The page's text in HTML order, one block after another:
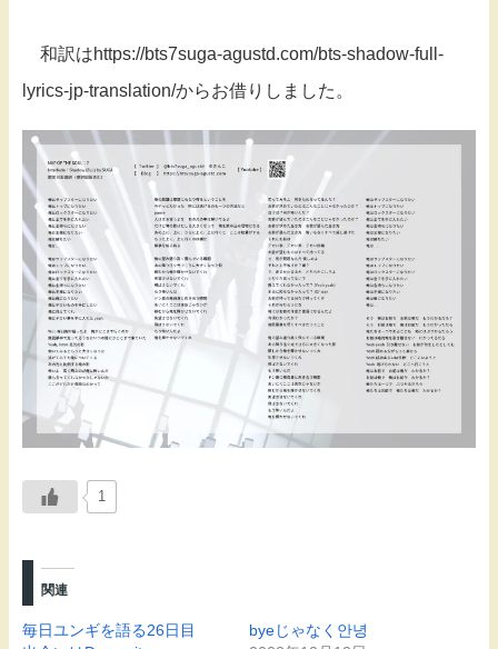
和訳はhttps://bts7suga-agustd.com/bts-shadow-full-
lyrics-jp-translation/からお借りしました。
1
関連
毎日ユンギを語る26日目
byeじゃなく안녕